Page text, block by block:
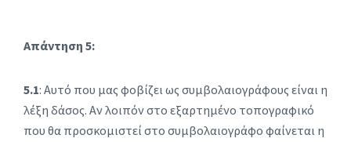
Απάντηση 5:
5.1: Αυτό που μας φοβίζει ως συμβολαιογράφους είναι η
λέξη δάσος. Αν λοιπόν στο εξαρτημένο τοπογραφικό
που θα προσκομιστεί στο συμβολαιογράφο φαίνεται η